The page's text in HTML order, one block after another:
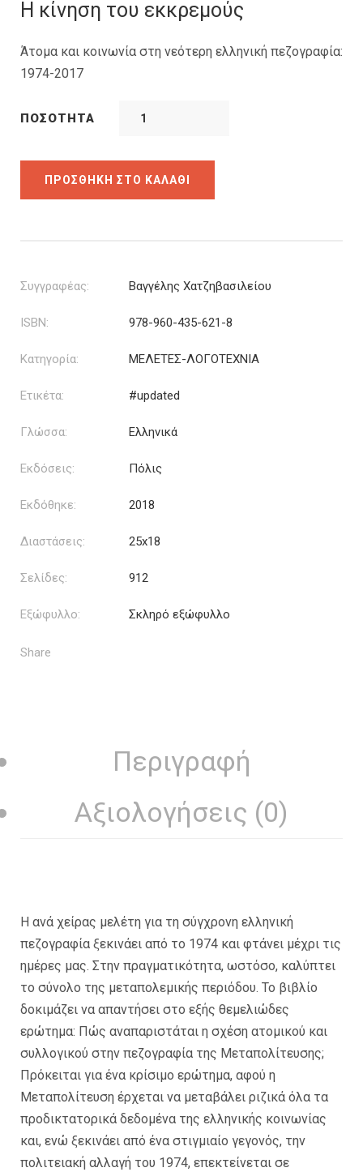
35.00€.
26.25€.
Η κίνηση του εκκρεμούς
Άτομα και κοινωνία στη νεότερη ελληνική πεζογραφία:
1974-2017
ΠΟΣΌΤΗΤΑ
ΠΡΟΣΘΉΚΗ ΣΤΟ ΚΑΛΆΘΙ
Συγγραφέας: Βαγγέλης Χατζηβασιλείου
ISBN: 978-960-435-621-8
Κατηγορία: ΜΕΛΕΤΕΣ-ΛΟΓΟΤΕΧΝΙΑ
Ετικέτα: #updated
Γλώσσα: Ελληνικά
Εκδόσεις: Πόλις
Εκδόθηκε: 2018
Διαστάσεις: 25x18
Σελίδες: 912
Εξώφυλλο: Σκληρό εξώφυλλο
Share
Περιγραφή
Αξιολογήσεις (0)
Η ανά χείρας μελέτη για τη σύγχρονη ελληνική
πεζογραφία ξεκινάει από το 1974 και φτάνει μέχρι τις
ημέρες μας. Στην πραγματικότητα, ωστόσο, καλύπτει
το σύνολο της μεταπολεμικής περιόδου. Το βιβλίο
δοκιμάζει να απαντήσει στο εξής θεμελιώδες
ερώτημα: Πώς αναπαριστάται η σχέση ατομικού και
συλλογικού στην πεζογραφία της Μεταπολίτευσης;
Πρόκειται για ένα κρίσιμο ερώτημα, αφού η
Μεταπολίτευση έρχεται να μεταβάλει ριζικά όλα τα
προδικτατορικά δεδομένα της ελληνικής κοινωνίας
και, ενώ ξεκινάει από ένα στιγμιαίο γεγονός, την
πολιτειακή αλλαγή του 1974, επεκτείνεται σε